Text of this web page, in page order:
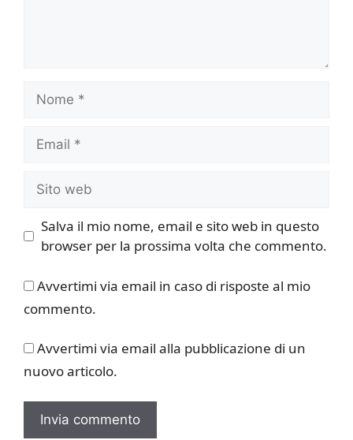
Nome
Email
Sito
web
Salva il mio nome, email e sito web in questo
browser per la prossima volta che commento.
Avvertimi via email in caso di risposte al mio
commento.
Avvertimi via email alla pubblicazione di un
nuovo articolo.